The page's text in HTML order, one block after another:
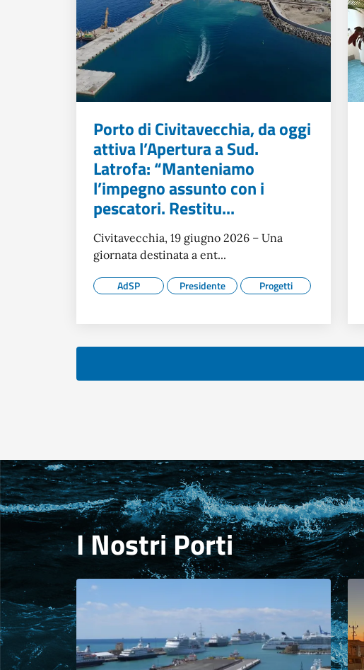
Porto di Civitavecchia, da oggi
attiva l’Apertura a Sud.
Latrofa: “Manteniamo
l’impegno assunto con i
pescatori. Restitu...
Civitavecchia, 19 giugno 2026 – Una
giornata destinata a ent...
AdSP Presidente Progetti
I Nostri Porti